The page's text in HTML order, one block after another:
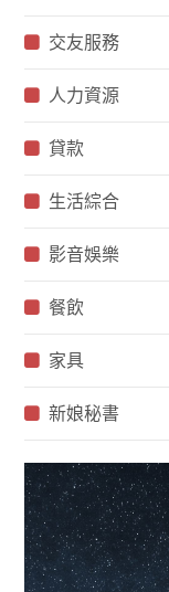
交友服務
人力資源
貸款
生活綜合
影音娛樂
餐飲
家具
新娘秘書